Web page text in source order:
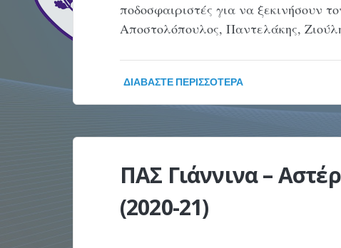
ποδοσφαιριστές για να ξεκινήσουν
Αποστολόπουλος, Παντελάκης,
ΔΙΑΒΆΣΤΕ ΠΕΡΙΣΣΌΤΕΡΑ
ΠΑΣ Γιάννινα –
(2020-21)